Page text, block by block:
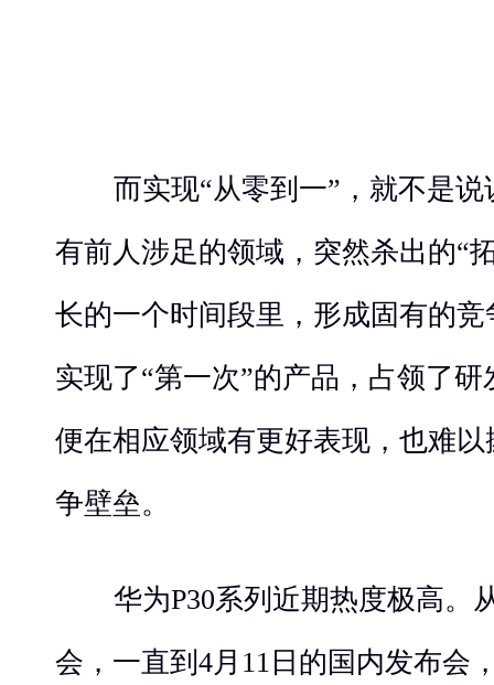
而实现“从零到一”，就不是
有前人涉足的领域，突然杀出的“
长的一个时间段里，形成固有的
实现了“第一次”的产品，占领了
便在相应领域有更好表现，也难
争壁垒。
华为P30系列近期热度极高。
会，一直到4月11日的国内发布会